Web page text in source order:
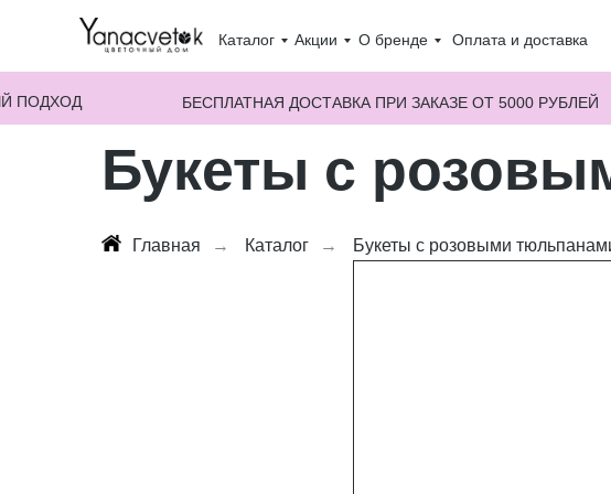
Каталог О бренде Оплата и доставка
Акции
БЕСПЛАТНАЯ ДОСТАВКА ПРИ ЗАКАЗЕ ОТ 5000 РУБЛЕЙ
ПОДХОД
Букеты с
Главная → Каталог → Букеты с розовыми